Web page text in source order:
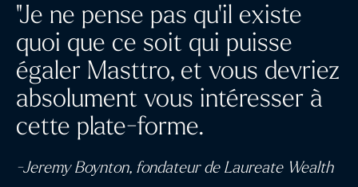
"Je ne pense pas qu'il existe
quoi que ce soit qui puisse
égaler Masttro, et vous devriez
absolument vous intéresser à
cette plate-forme.
-Jeremy Boynton, fondateur de Laureate Wealth